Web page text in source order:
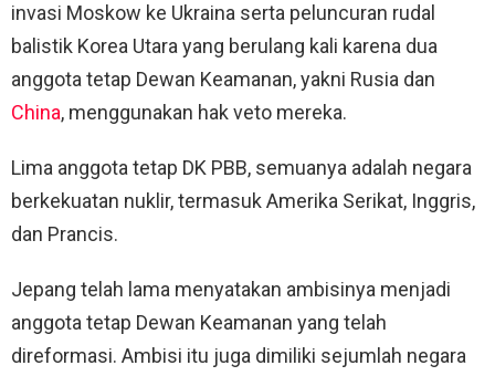
invasi Moskow ke Ukraina serta peluncuran rudal
balistik Korea Utara yang berulang kali karena dua
anggota tetap Dewan Keamanan, yakni Rusia dan
China, menggunakan hak veto mereka.
Lima anggota tetap DK PBB, semuanya adalah negara
berkekuatan nuklir, termasuk Amerika Serikat, Inggris,
dan Prancis.
Jepang telah lama menyatakan ambisinya menjadi
anggota tetap Dewan Keamanan yang telah
direformasi. Ambisi itu juga dimiliki sejumlah negara